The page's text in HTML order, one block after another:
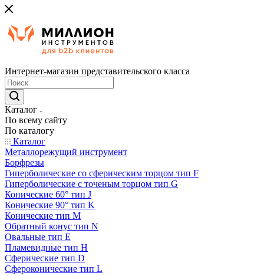
Интернет-магазин представительского класса
Каталог
По всему сайту
По каталогу
Каталог
Металлорежущий инструмент
Борфрезы
Гиперболические cо сферическим торцом тип F
Гиперболические с точеным торцом тип G
Конические 60° тип J
Конические 90° тип K
Конические тип M
Обратный конус тип N
Овальные тип E
Пламевидные тип H
Сферические тип D
Сфероконические тип L